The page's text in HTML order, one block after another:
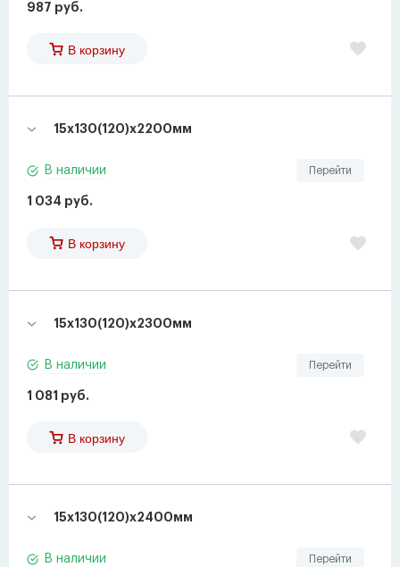
987 руб.
В корзину
15х130(120)х2200мм
Перейти
В наличии
1 034 руб.
В корзину
15х130(120)х2300мм
Перейти
В наличии
1 081 руб.
В корзину
15х130(120)х2400мм
Перейти
В наличии